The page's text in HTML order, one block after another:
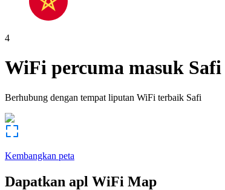
4
WiFi percuma masuk Safi
Berhubung dengan tempat liputan WiFi terbaik Safi
Kembangkan peta
Dapatkan apl WiFi Map